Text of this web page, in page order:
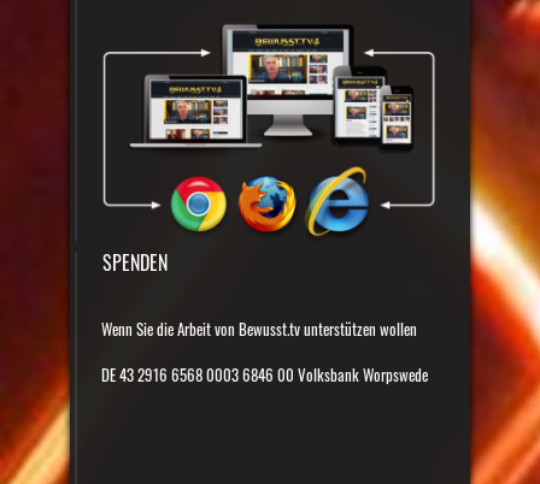
SPENDEN
Wenn Sie die Arbeit von Bewusst.tv unterstützen wollen
DE 43 2916 6568 0003 6846 00 Volksbank Worpswede